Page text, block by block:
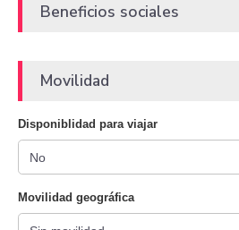
Beneficios sociales
Movilidad
Disponiblidad para viajar
Movilidad geográfica